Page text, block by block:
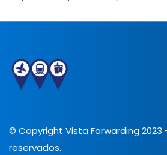
© Copyright Vista Forwarding
reservados.